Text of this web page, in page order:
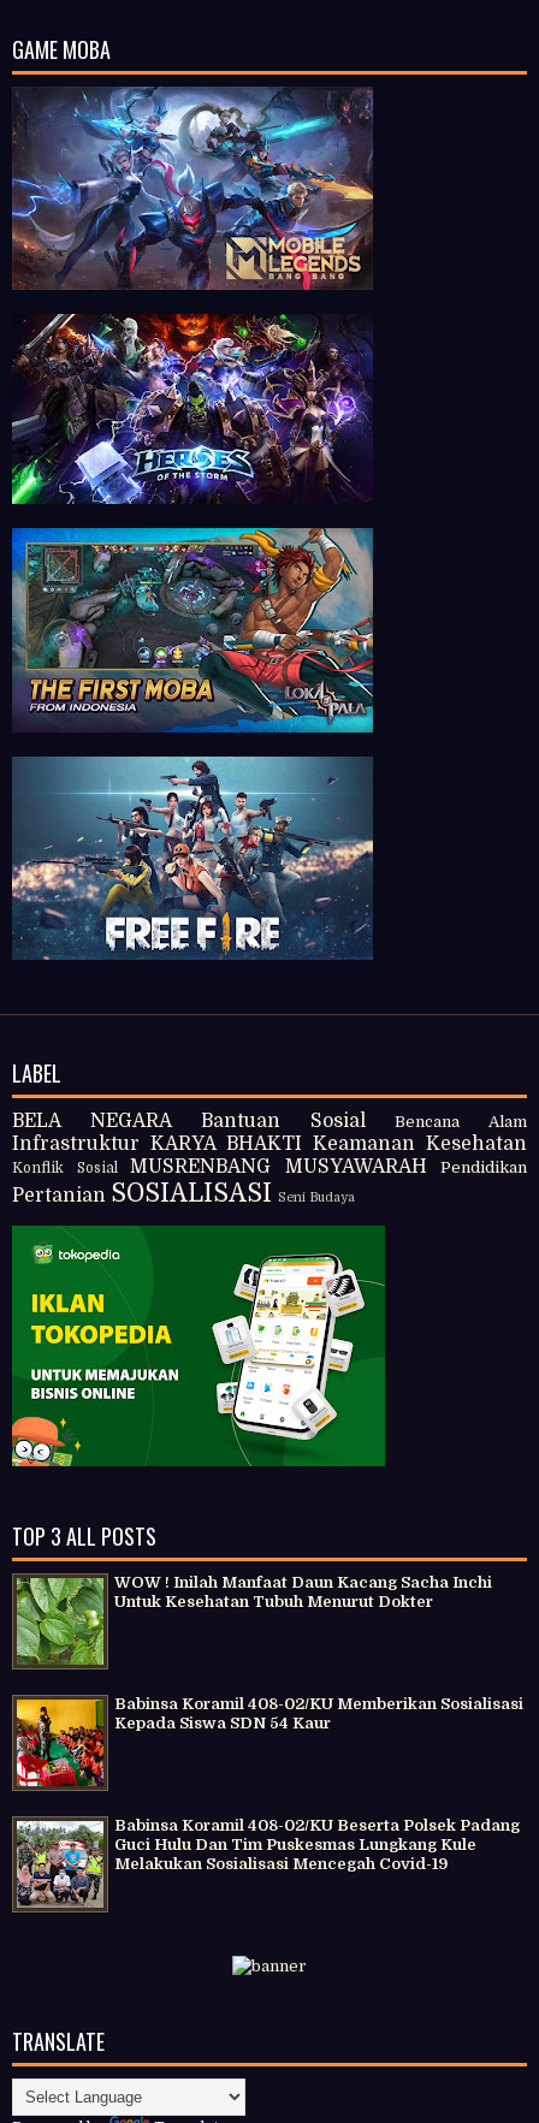
GAME MOBA
LABEL
BELA NEGARA Bantuan Sosial Bencana Alam
Infrastruktur KARYA BHAKTI Keamanan Kesehatan
Konflik Sosial MUSRENBANG MUSYAWARAH Pendidikan
Pertanian SOSIALISASI Seni Budaya
TOP 3 ALL POSTS
WOW ! Inilah Manfaat Daun Kacang Sacha Inchi
Untuk Kesehatan Tubuh Menurut Dokter
Babinsa Koramil 408-02/KU Memberikan Sosialisasi
Kepada Siswa SDN 54 Kaur
Babinsa Koramil 408-02/KU Beserta Polsek Padang
Guci Hulu Dan Tim Puskesmas Lungkang Kule
Melakukan Sosialisasi Mencegah Covid-19
TRANSLATE